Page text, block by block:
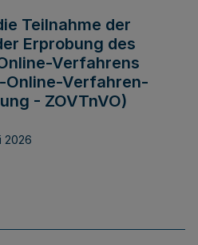
Teilnahme der
Erprobung des
Verfahrens
Verfahren-
- ZOVTnVO)
2026